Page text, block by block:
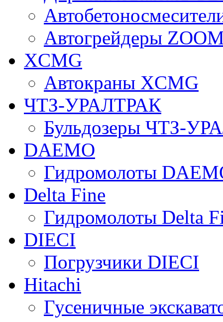
Автогрейдеры
XCMG
Автокраны XCMG
ЧТЗ-УРАЛТРАК
Бульдозеры ЧТЗ-
DAEMO
Гидромолоты
Delta Fine
Гидромолоты Delta
DIECI
Погрузчики DIECI
Hitachi
Гусеничные